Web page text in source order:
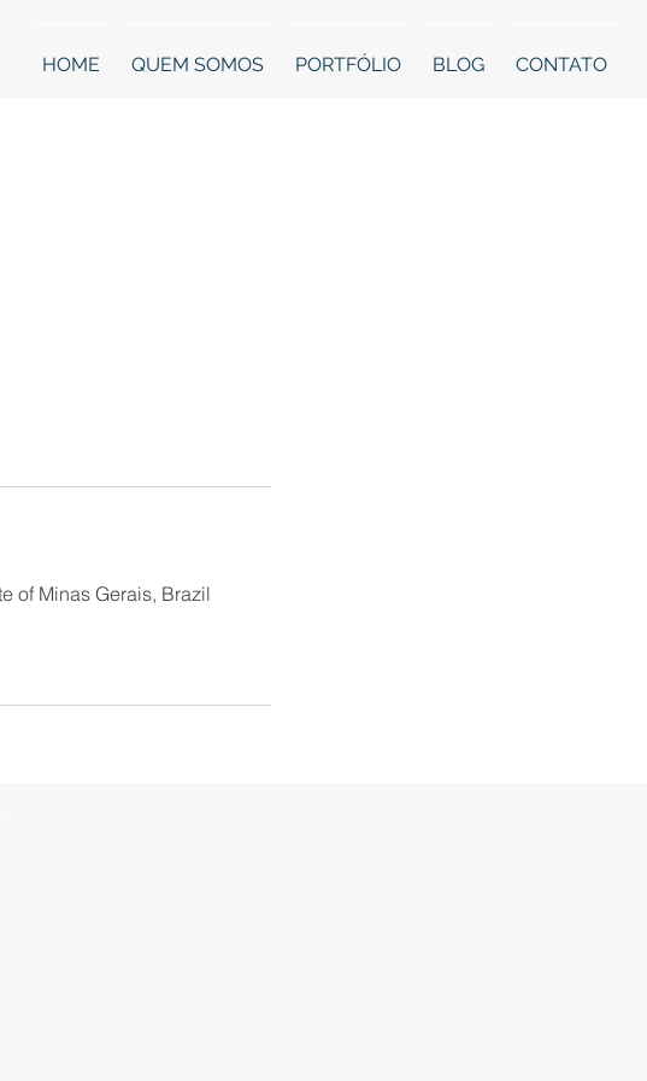
HOME QUEM SOMOS PORTFÓLIO BLOG CONTATO
of Minas Gerais, Brazil